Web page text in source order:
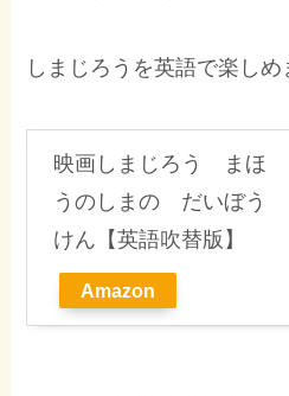
しまじろうを英語で楽しめ
映画しまじろう まほ
うのしまの だいぼう
けん【英語吹替版】
Amazon